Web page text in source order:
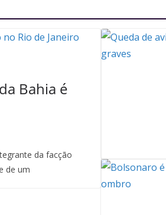
Bahia é
da facção
de um